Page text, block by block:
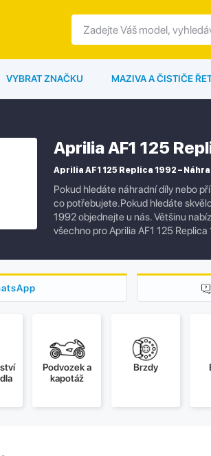
VYBRAT ZNAČKU MAZIVA A ČISTIČE
Aprilia AF1 125
Aprilia AF1 125 Replica 1992 –
Pokud hledáte náhradní díly nebo
co potřebujete.Pokud hledáte
1992 objednejte u nás. Většinu
všechno pro Aprilia AF1 125
Podvozek a
kapotáž
Brzdy